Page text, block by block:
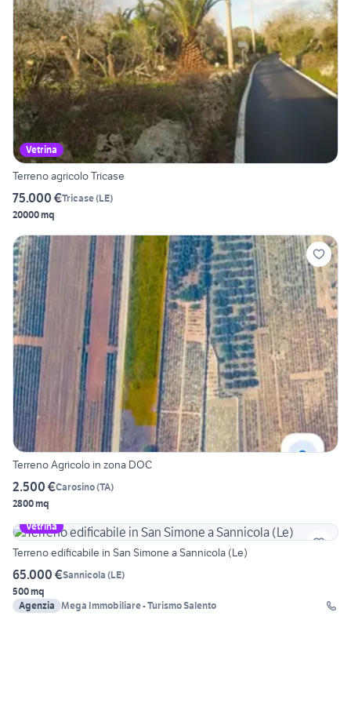
Vetrina
Terreno agricolo Tricase
75.000 €Tricase(LE)
20000 mq
Terreno Agricolo in zona DOC
2.500 €Carosino(TA)
2800 mq
Vetrina
Terreno edificabile in San Simone a Sannicola (Le)
65.000 €Sannicola (LE)
500 mq
Agenzia Mega Immobiliare - Turismo Salento